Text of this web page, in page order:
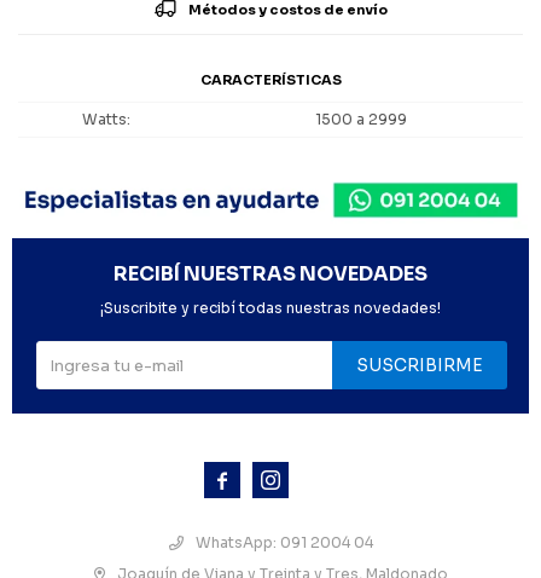
Métodos y costos de envío
CARACTERÍSTICAS
Watts 1500 a 2999
 
WhatsApp: 091 2004 04
Joaquín de Viana y Treinta y Tres, Maldonado
RECIBÍ NUESTRAS NOVEDADES
¡Suscribite y recibí todas nuestras novedades!
SUSCRIBIRME